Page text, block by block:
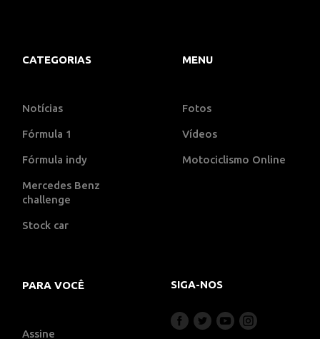
CATEGORIAS
Notícias
Fórmula 1
Fórmula indy
Mercedes Benz
challenge
Stock car
MENU
Fotos
Vídeos
Motociclismo Online
PARA VOCÊ
Assine
SIGA-NOS